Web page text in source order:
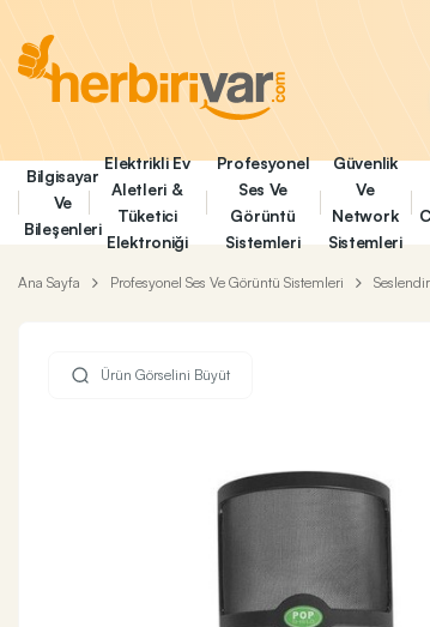
Bilgisayar
Ve
Bileşenleri
Elektrikli Ev
Aletleri &
Tüketici
Elektroniği
Profesyonel
Ses Ve
Görüntü
Sistemleri
Güvenlik
Ve
Network
Sistemleri
Ana Sayfa Profesyonel Ses Ve Görüntü Sistemleri
Ürün Görselini Büyüt